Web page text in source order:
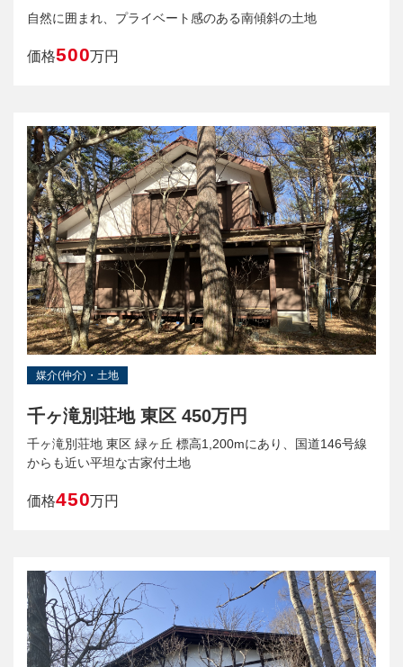
自然に囲まれ、プライベート感のある南傾斜の土地
価格500万円
媒介(仲介)・土地
千ヶ滝別荘地 東区 450万円
千ヶ滝別荘地 東区 緑ヶ丘 標高1,200mにあり、国道146号線
からも近い平坦な古家付土地
価格450万円